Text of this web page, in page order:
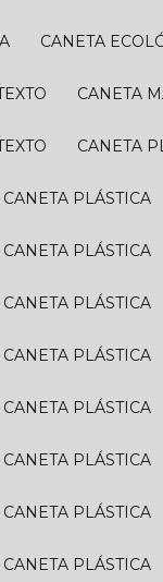
CANETA
CANETA
CANETA
CANETA PLÁSTICA
CANETA PLÁSTICA
CANETA PLÁSTICA
CANETA PLÁSTICA
CANETA PLÁSTICA
CANETA PLÁSTICA
CANETA PLÁSTICA
CANETA PLÁSTICA